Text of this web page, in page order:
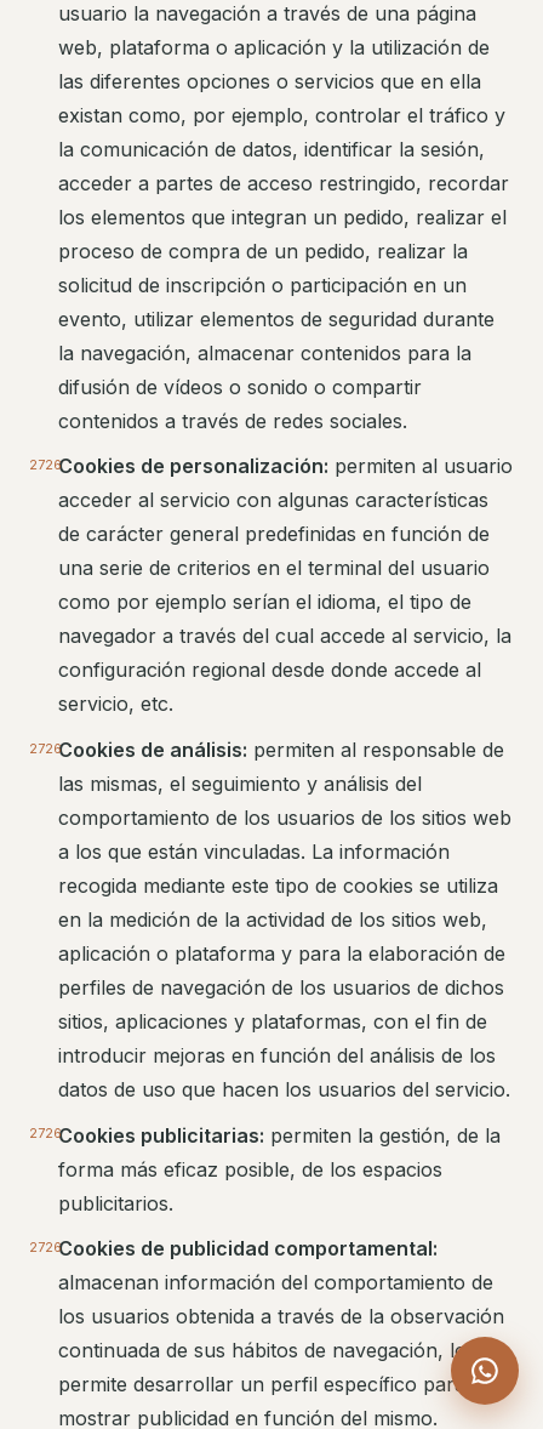
usuario la navegación a través de una página
web, plataforma o aplicación y la utilización de
las diferentes opciones o servicios que en ella
existan como, por ejemplo, controlar el tráfico y
la comunicación de datos, identificar la sesión,
acceder a partes de acceso restringido, recordar
los elementos que integran un pedido, realizar el
proceso de compra de un pedido, realizar la
solicitud de inscripción o participación en un
evento, utilizar elementos de seguridad durante
la navegación, almacenar contenidos para la
difusión de vídeos o sonido o compartir
contenidos a través de redes sociales.
Cookies de personalización: permiten al usuario
acceder al servicio con algunas características
de carácter general predefinidas en función de
una serie de criterios en el terminal del usuario
como por ejemplo serían el idioma, el tipo de
navegador a través del cual accede al servicio, la
configuración regional desde donde accede al
servicio, etc.
Cookies de análisis: permiten al responsable de
las mismas, el seguimiento y análisis del
comportamiento de los usuarios de los sitios web
a los que están vinculadas. La información
recogida mediante este tipo de cookies se utiliza
en la medición de la actividad de los sitios web,
aplicación o plataforma y para la elaboración de
perfiles de navegación de los usuarios de dichos
sitios, aplicaciones y plataformas, con el fin de
introducir mejoras en función del análisis de los
datos de uso que hacen los usuarios del servicio.
Cookies publicitarias: permiten la gestión, de la
forma más eficaz posible, de los espacios
publicitarios.
Cookies de publicidad comportamental:
almacenan información del comportamiento de
los usuarios obtenida a través de la observación
continuada de sus hábitos de navegación, lo que
permite desarrollar un perfil específico para
mostrar publicidad en función del mismo.